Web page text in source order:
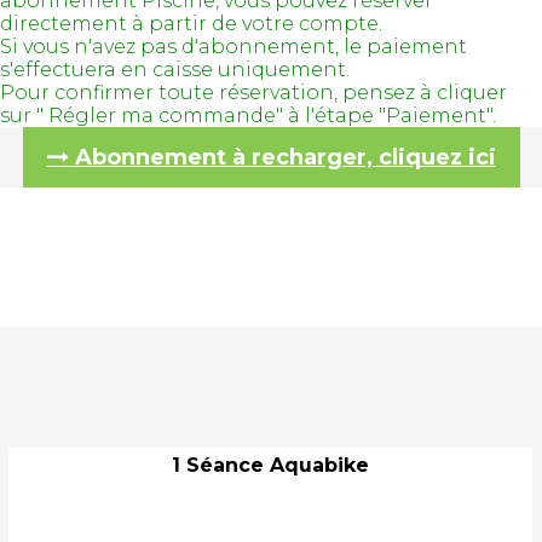
directement à partir de votre compte.
Si vous n'avez pas d'abonnement, le paiement
s'effectuera en caisse uniquement.
Pour confirmer toute réservation, pensez à cliquer
sur " Régler ma commande" à l'étape "Paiement".
Abonnement à recharger, cliquez ici
1 Séance Aquabike